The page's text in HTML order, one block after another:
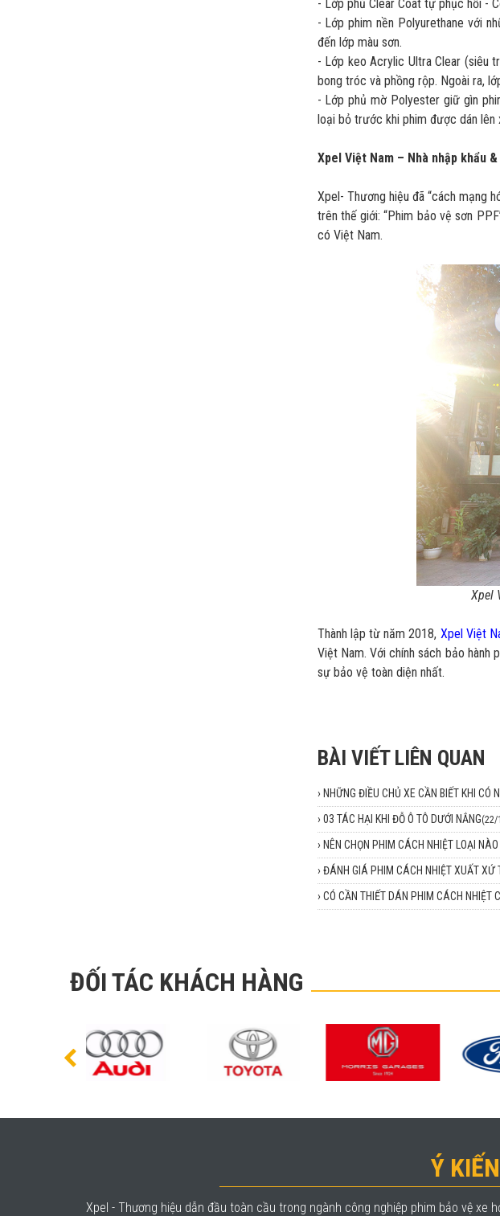
- Lớp phủ Clear Coat tự phục hồi -
- Lớp phim nền Polyurethane với
đến lớp màu sơn.
- Lớp keo Acrylic Ultra Clear (siêu
bong tróc và phồng rộp. Ngoài ra,
- Lớp phủ mờ Polyester giữ gìn
loại bỏ trước khi phim được dán lên
Xpel Việt Nam – Nhà nhập khẩu
Xpel- Thương hiệu đã “cách mạng
trên thế giới: “Phim bảo vệ sơn
có Việt Nam.
Xpel
Thành lập từ năm 2018, Xpel Việt
Việt Nam. Với chính sách bảo
sự bảo vệ toàn diện nhất.
BÀI VIẾT LIÊN QUAN
› NHỮNG ĐIỀU CHỦ XE CẦN BIẾT KHI CÓ
› 03 TÁC HẠI KHI ĐỖ Ô TÔ DƯỚI NẮNG(22/
› NÊN CHỌN PHIM CÁCH NHIỆT LOẠI
› ĐÁNH GIÁ PHIM CÁCH NHIỆT XUẤT XỨ
› CÓ CẦN THIẾT DÁN PHIM CÁCH NHIỆT
ĐỐI TÁC KHÁCH HÀNG
Ý
Xpel - Thương hiệu dẫn đầu toàn cầu trong ngành công nghiệp phim bảo vệ